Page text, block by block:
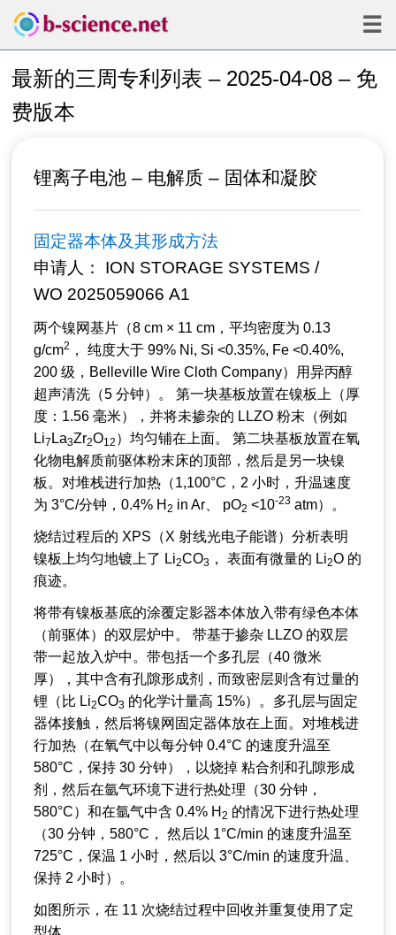
☰
最新的三周专利列表 – 2025-04-08 – 免
费版本
锂离子电池 – 电解质 – 固体和凝胶
固定器本体及其形成方法
申请人： ION STORAGE SYSTEMS /
WO 2025059066 A1
两个镍网基片（8 cm × 11 cm，平均密度为 0.13
g/cm2 ， 纯度大于 99% Ni, Si <0.35%, Fe <0.40%,
200 级，Belleville Wire Cloth Company）用异丙醇
超声清洗（5 分钟）。 第一块基板放置在镍板上（厚
度：1.56 毫米），并将未掺杂的 LLZO 粉末（例如
Li7 La3Zr2O12 ）均匀铺在上面。 第二块基板放置在氧
化物电解质前驱体粉末床的顶部，然后是另一块镍
板。对堆栈进行加热（1,100°C，2 小时，升温速度
为 3°C/分钟，0.4% H 2 in Ar、 pO2 <10-23 atm）。
烧结过程后的 XPS（X 射线光电子能谱）分析表明
镍板上均匀地镀上了 Li2CO3 ， 表面有微量的 Li2O 的
痕迹。
将带有镍板基底的涂覆定影器本体放入带有绿色本体
（前驱体）的双层炉中。 带基于掺杂 LLZO 的双层
带一起放入炉中。带包括一个多孔层（40 微米
厚），其中含有孔隙形成剂，而致密层则含有过量的
锂（比 Li2CO3 的化学计量高 15%）。多孔层与固定
器体接触，然后将镍网固定器体放在上面。对堆栈进
行加热（在氧气中以每分钟 0.4°C 的速度升温至
580°C，保持 30 分钟），以烧掉 粘合剂和孔隙形成
剂，然后在氩气环境下进行热处理（30 分钟，
580°C）和在氩气中含 0.4% H 2 的情况下进行热处理
（30 分钟，580°C， 然后以 1°C/min 的速度升温至
725°C，保温 1 小时，然后以 3°C/min 的速度升温、
保持 2 小时）。
如图所示，在 11 次烧结过程中回收并重复使用了定
型体。